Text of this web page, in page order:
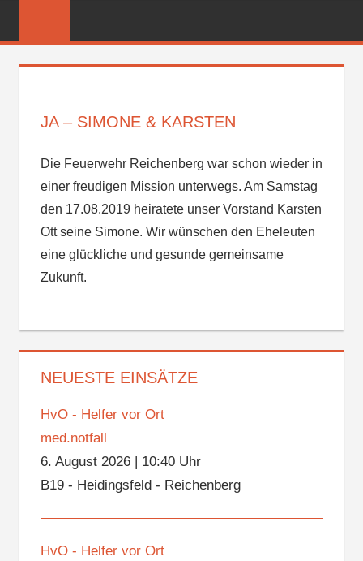
FEUERWEHR
JA – SIMONE & KARSTEN
Die Feuerwehr Reichenberg war schon wieder in
einer freudigen Mission unterwegs. Am Samstag
den 17.08.2019 heiratete unser Vorstand Karsten
Ott seine Simone. Wir wünschen den Eheleuten
eine glückliche und gesunde gemeinsame
Zukunft.
NEUESTE EINSÄTZE
HvO - Helfer vor Ort
med.notfall
6. August 2026| 10:40 Uhr
B19 - Heidingsfeld - Reichenberg
HvO - Helfer vor Ort